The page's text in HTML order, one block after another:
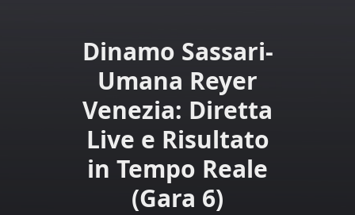
Dinamo Sassari-
Umana Reyer
Venezia: Diretta
Live e Risultato
in Tempo Reale
(Gara 6)